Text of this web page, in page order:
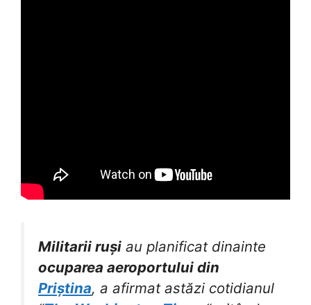
Militarii ruși au planificat dinainte
ocuparea aeroportului din
Priștina, a afirmat astăzi cotidianul